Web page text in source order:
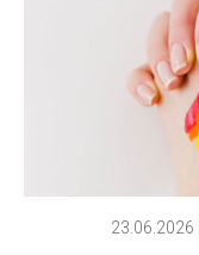
23.06.2026
Els comptes clars
Memòria d'activitats
ACTUALITAT
Els comptes clars
Memòria d'activitats
ACTUALITAT